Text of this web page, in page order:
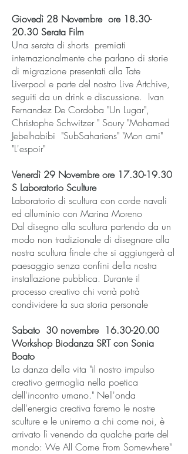
Giovedì 28 Novembre ore 18.30-
20.30 Serata Film
Una serata di shorts premiati
internazionalmente che parlano di storie
di migrazione presentati alla Tate
Liverpool e parte del nostro Live Artchive,
seguiti da un drink e discussione. Ivan
Fernandez De Cordoba "Un Lugar",
Christophe Schwitzer " Soury "Mohamed
Jebelhabibi "SubSahariens" "Mon ami"
"L'espoir"
Venerdì 29 Novembre ore 17.30-19.30
S Laboratorio Sculture
Laboratorio di scultura con corde navali
ed alluminio con Marina Moreno
Dal disegno alla scultura partendo da un
modo non tradizionale di disegnare alla
nostra scultura finale che si aggiungerà al
paesaggio senza confini della nostra
installazione pubblica. Durante il
processo creativo chi vorrà potrà
condividere la sua storia personale
Sabato 30 novembre 16.30-20.00
Workshop Biodanza SRT con Sonia
Boato
La danza della vita "il nostro impulso
creativo germoglia nella poetica
dell'incontro umano." Nell'onda
dell'energia creativa faremo le nostre
sculture e le uniremo a chi come noi, è
arrivato lì venendo da qualche parte del
mondo: We All Come From Somewhere"